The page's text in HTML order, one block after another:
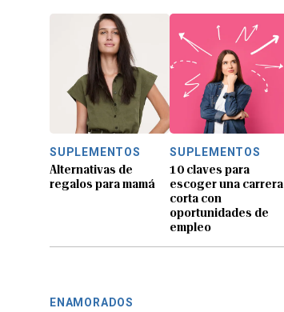
SUPLEMENTOS
Alternativas de
regalos para mamá
SUPLEMENTOS
10 claves para
escoger una carrera
corta con
oportunidades de
empleo
ENAMORADOS